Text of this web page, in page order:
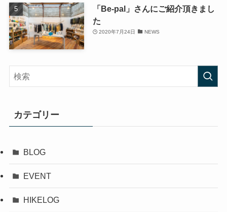
「Be-pal」さんにご紹介頂きまし
た
2020年7月24日 NEWS
カテゴリー
BLOG
EVENT
HIKELOG